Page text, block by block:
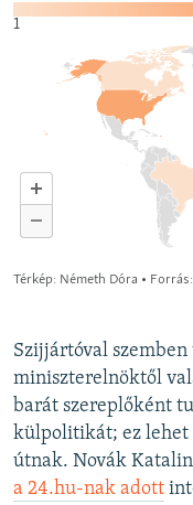
Szijjártóval szemben
miniszterelnöktől
barát szereplőként
külpolitikát; ez lehet
útnak. Novák
a 24.hu-nak adott